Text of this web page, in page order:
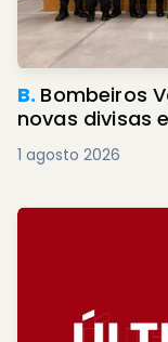
B. Bombeiros
novas divisas
1 agosto 2026